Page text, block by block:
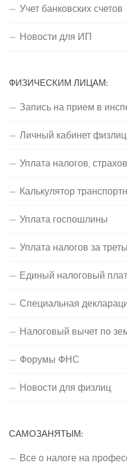
Учет банковских счетов
Новости для ИП
ФИЗИЧЕСКИМ ЛИЦАМ:
Запись на прием в
Личный кабинет
Уплата налогов,
Калькулятор
Уплата госпошлины
Уплата налогов за
Единый налоговый
Специальная
Налоговый вычет по
Форумы ФНС
Новости для физлиц
САМОЗАНЯТЫМ:
Все о налоге на